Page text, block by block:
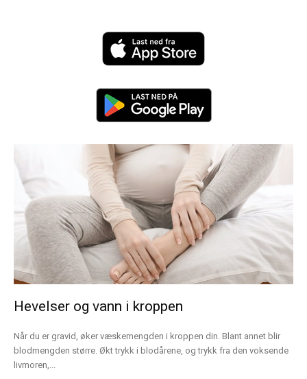
Hevelser og vann i kroppen
Når du er gravid, øker væskemengden i kroppen din. Blant annet blir
blodmengden større. Økt trykk i blodårene, og trykk fra den voksende
livmoren,...